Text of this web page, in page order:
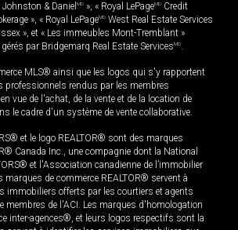
& Daniel MD », « Royal LePageMD Credit
», « Royal LePageMD West Real Estate Services
», et « Les immeubles Mont-Tremblant »
par Bridgemarq Real Estate ServicesMD.
MLS® ainsi que les logos qui s'y rapportent
professionnels rendus par les membres
vue de l'achat, de la vente et de la location de
le cadre d'un système de vente collaborative.
et le logo REALTOR® sont des marques
Canada Inc., une compagnie dont la National
et l'Association canadienne de l’immobilier
marques de commerce REALTOR® servent à
immobiliers offerts par les courtiers et agents
membres de l'ACI. Les marques d'homologation
inter-agences®, et leurs logos respectifs sont la